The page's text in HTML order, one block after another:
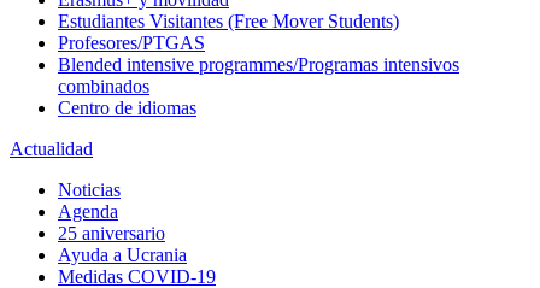
Estudiantes Visitantes (Free Mover Students)
Profesores/PTGAS
Blended intensive programmes/Programas intensivos
combinados
Centro de idiomas
Actualidad
Noticias
Agenda
25 aniversario
Ayuda a Ucrania
Medidas COVID-19